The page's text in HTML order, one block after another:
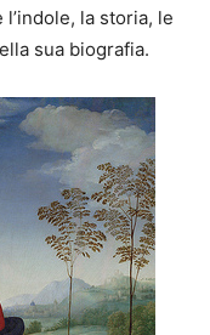
la storia, le
sua biografia.